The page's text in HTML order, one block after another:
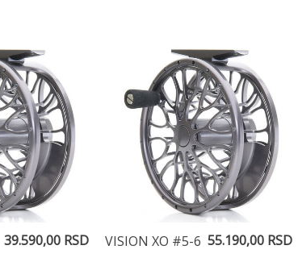
39.590,00 RSD VISION XO #5-6 55.190,00 RSD